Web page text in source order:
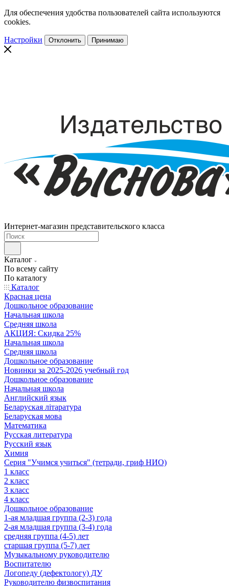
Для обеспечения удобства пользователей сайта используются
cookies.
Настройки Отклонить Принимаю
Интернет-магазин представительского класса
Каталог
По всему сайту
По каталогу
Каталог
Красная цена
Дошкольное образование
Начальная школа
Средняя школа
АКЦИЯ: Скидка 25%
Начальная школа
Средняя школа
Дошкольное образование
Новинки за 2025-2026 учебный год
Дошкольное образование
Начальная школа
Английский язык
Беларуская літаратура
Беларуская мова
Математика
Русская литература
Русский язык
Химия
Серия "Учимся учиться" (тетради, гриф НИО)
1 класс
2 класс
3 класс
4 класс
Дошкольное образование
1-ая младшая группа (2-3) года
2-ая младшая группа (3-4) года
средняя группа (4-5) лет
старшая группа (5-7) лет
Музыкальному руководителю
Воспитателю
Логопеду (дефектологу) ДУ
Руководителю физвоспитания